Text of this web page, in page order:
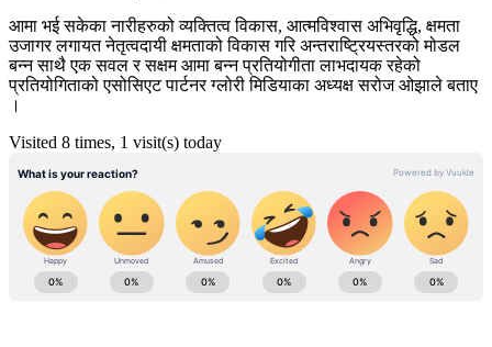
आमा भई सकेका नारीहरुको व्यक्तित्व विकास, आत्मविश्वास अभिवृद्धि, क्षमता
उजागर लगायत नेतृत्वदायी क्षमताको विकास गरि अन्तराष्ट्रियस्तरको मोडल
बन्न साथै एक सवल र सक्षम आमा बन्न प्रतियोगीता लाभदायक रहेको
प्रतियोगिताको एसोसिएट पार्टनर ग्लोरी मिडियाका अध्यक्ष सरोज ओझाले बताए
।
Visited 8 times, 1 visit(s) today